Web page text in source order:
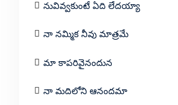
నువివ్వకుంటే ఏది లేదయ్యా
నా నమ్మిక నీవు మాత్రమే
మా కాపరివైనందున
నా మదిలోని ఆనందమా